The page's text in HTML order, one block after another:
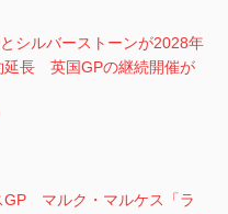
シルバーストーンが2028年
延長 英国GPの継続開催が
GP マルク・マルケス「ラ